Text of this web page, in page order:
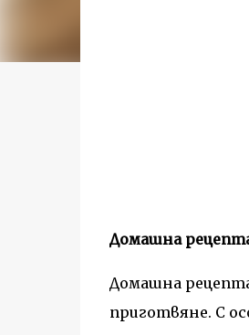
Домашна рецепта
Домашна рецепта
приготвяне. С